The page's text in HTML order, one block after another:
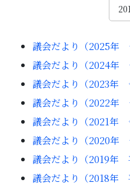
くらしの情報
観光
子育て・教育
移住・定住
議会だより（2025年
議会だより（2024年
議会だより（2023年
議会だより（2022年
議会だより（2021年
議会だより（2020年
議会だより（2019年
議会だより（2018年